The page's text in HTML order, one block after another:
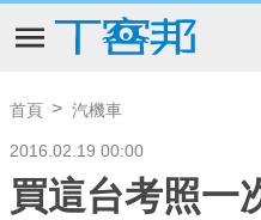
首頁 汽機車
2016.02.19 00:00
買這台考照一